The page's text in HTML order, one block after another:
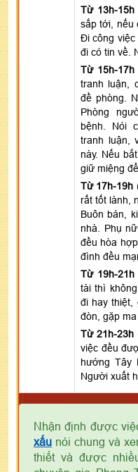
Từ 13h-
sắp tới, nếu
Đi công việc
đi có tin về.
Từ 15h-17h
tranh luận,
đề phòng.
Phòng
bệnh. Nói
tranh luận,
này. Nếu
giữ miệng
Từ 17h-19h
rất tốt lành,
Buôn bán,
nhà. Phụ
đều hòa
đình đều
Từ 19h-
tài thì
đi hay thiệt,
đòn, gặp
Từ 21h-23h
việc đều
hướng Tây
Người xuất
Nhận định được
xấu nói chung và
thiết và được